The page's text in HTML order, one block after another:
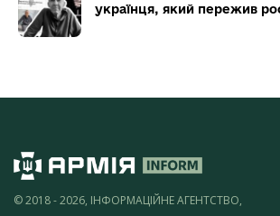
українця, який пережив
© 2018 - 2026, ІНФОРМАЦІЙНЕ АГЕНТСТВО,